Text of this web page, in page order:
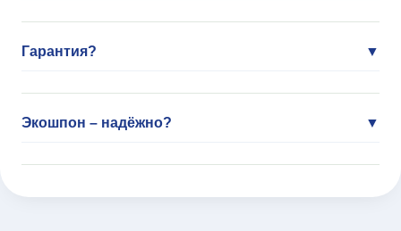
Гарантия? ▼
Экошпон – надёжно? ▼